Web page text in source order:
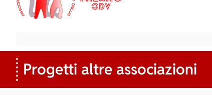
Progetti altre associazioni